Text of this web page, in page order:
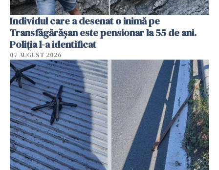
Individul care a desenat o inimă pe
Transfăgărășan este pensionar la 55 de ani.
Poliția l-a identificat
07 AUGUST 2026